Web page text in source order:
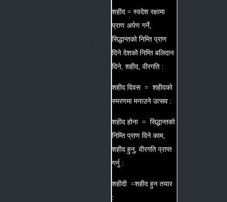
शहीद = स्वदेश रक्षामा
प्राण अर्पण गर्ने,
सिद्धान्तको निम्ति प्राण
दिने देशको निम्ति बलिदान
दिने, शहीद, वीरगति :
शहीद दिवस = शहीदको
स्मरणमा मनाउने उत्सव :
शहीद होना = सिद्धान्तको
निम्ति प्राण दिने काम,
शहीद हुनु, वीरगति प्राप्त
गर्नु :
शहीदी =शहीद हुन तयार
: